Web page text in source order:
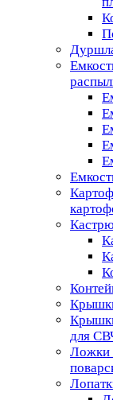
для
Ложки